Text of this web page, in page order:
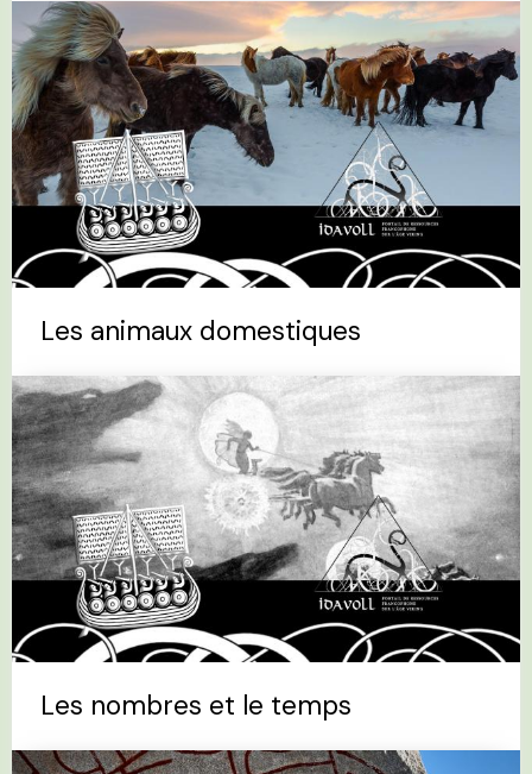
Les animaux domestiques
Les nombres et le temps